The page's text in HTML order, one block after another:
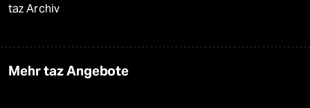
taz Archiv
Mehr taz Angebote